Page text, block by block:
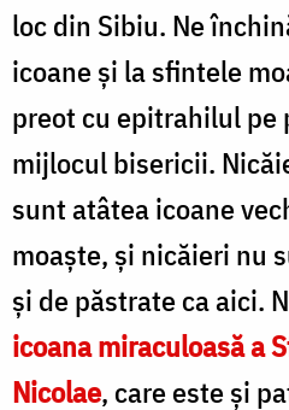
loc din Sibiu. Ne
icoane şi la sfintele
preot cu epitrahilul pe
mijlocul bisericii.
sunt atâtea icoane
moaşte, şi nicăieri nu
şi de păstrate ca aici.
icoana miraculoasă a
Nicolae, care este şi